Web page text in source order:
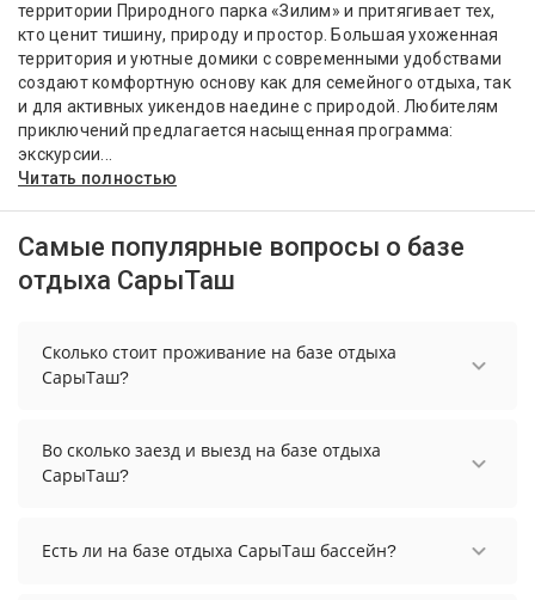
территории Природного парка «Зилим» и притягивает тех,
кто ценит тишину, природу и простор. Большая ухоженная
территория и уютные домики с современными удобствами
создают комфортную основу как для семейного отдыха, так
и для активных уикендов наедине с природой. Любителям
приключений предлагается насыщенная программа:
экскурсии...
Читать полностью
Самые популярные вопросы о базе
отдыха СарыТаш
Сколько стоит проживание на базе отдыха
СарыТаш?
начинается от 6000 рублей. Чтобы увидеть
актуальные цены на проживание, выберите
Во сколько заезд и выезд на базе отдыха
СарыТаш?
осуществить до 12:00.
Есть ли на базе отдыха СарыТаш бассейн?